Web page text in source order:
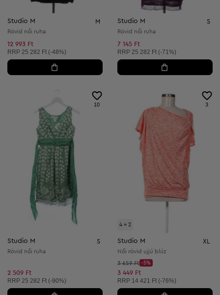
Studio M M
Rövid női ruha
12 993 Ft
Ajánlott ár:
RRP 25 282 Ft (-48%)
Studio M S
Rövid női ruha
7 145 Ft
Ajánlott ár:
RRP 25 282 Ft (-71%)
10
Studio M S
Rövid női ruha
2 509 Ft
Ajánlott ár:
RRP 25 282 Ft (-90%)
4 = 2
3
Studio M XL
Női rövid ujjú blúz
Kezdő ár:
3 659 Ft
Discount Price:
-5%
Csökkentett ár:
3 449 Ft
Ajánlott ár:
RRP 14 421 Ft (-76%)